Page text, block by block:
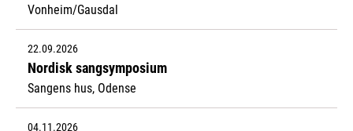
Vonheim/Gausdal
22.09.2026
Nordisk sangsymposium
Sangens hus, Odense
04.11.2026